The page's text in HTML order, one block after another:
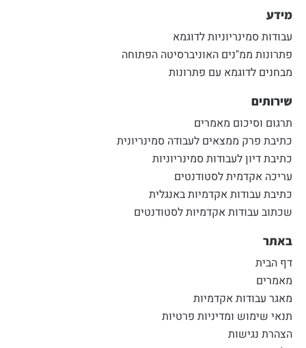
מידע
עבודות סמינריוניות לדוגמא
פתרונות ממ"נים האוניברסיטה הפתוחה
מבחנים לדוגמא עם פתרונות
שירותים
תרגום וסיכום מאמרים
כתיבת פרק ממצאים לעבודה סמינריונית
כתיבת דיון לעבודות סמינריוניות
עריכה אקדמית לסטודנטים
כתיבת עבודות אקדמיות באנגלית
שכתוב עבודות אקדמיות לסטודנטים
באתר
דף הבית
מאמרים
מאגר עבודות אקדמיות
תנאי שימוש ומדיניות פרטיות
הצהרת נגישות